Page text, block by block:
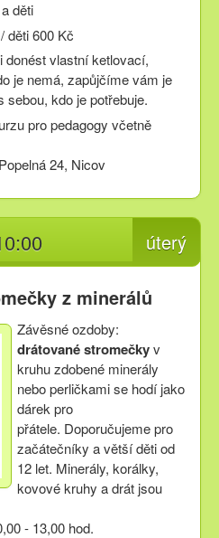
děti
děti 600 Kč
donést vlastní ketlovací,
je nemá, zapůjčíme vám je
kdo je potřebuje.
pro pedagogy včetně
24, Nicov
úterý
z minerálů
Závěsné ozdoby:
drátované stromečkyv
kruhu zdobené minerály
nebo perličkami se hodí jako
dárek pro
přátele. Doporučujeme pro
začátečníky a větší děti od
12 let. Minerály, korálky,
kovové kruhy a drát jsou
- 13,00 hod.